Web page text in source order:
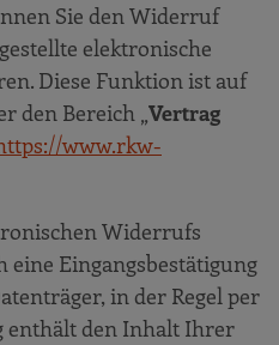
Sie den Widerruf
elektronische
Diese Funktion ist auf
den Bereich „Vertrag
www.rkw-
Widerrufs
Eingangsbestätigung
in der Regel per
enthält den Inhalt Ihrer